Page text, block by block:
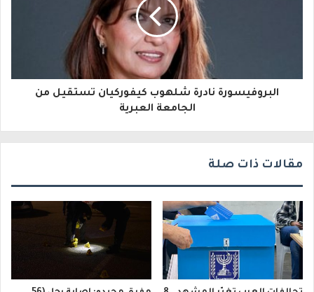
البروفيسورة نادرة شلهوب كيفوركيان تستقيل من
الجامعة العبرية
مقالات ذات صلة